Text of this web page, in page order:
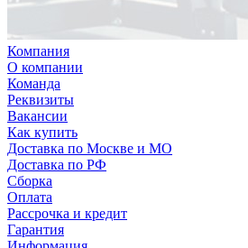
Компания
О компании
Команда
Реквизиты
Вакансии
Как купить
Доставка по Москве и МО
Доставка по РФ
Сборка
Оплата
Рассрочка и кредит
Гарантия